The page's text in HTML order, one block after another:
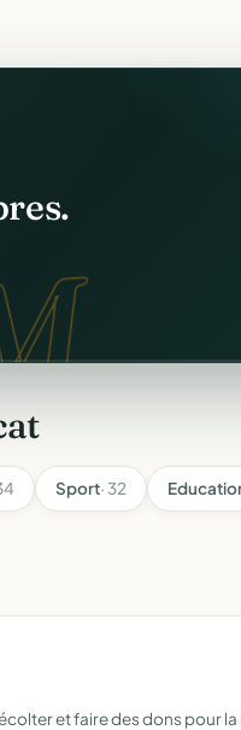
Sport· 32
et faire des dons pour